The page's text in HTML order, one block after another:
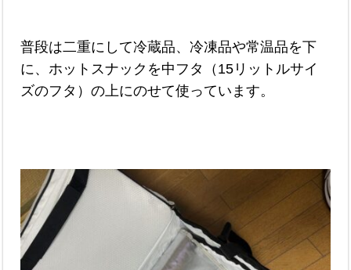
普段は二重にして冷蔵品、冷凍品や常温品を下
に、ホットスナックを中フタ（15リットルサイ
ズのフタ）の上にのせて使っています。